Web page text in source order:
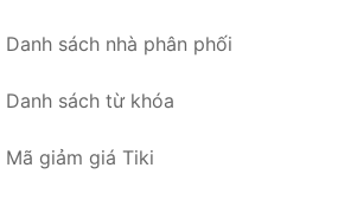
Danh sách nhà phân phối
Danh sách từ khóa
Mã giảm giá Tiki